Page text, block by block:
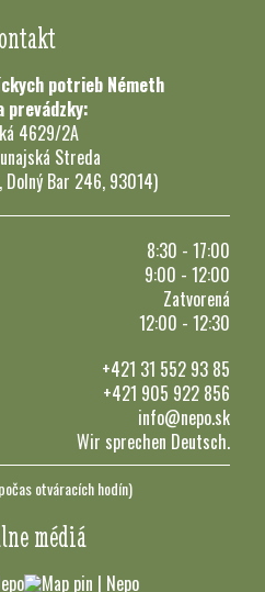
potrieb Németh
prevádzky:
4629/2A
Streda
Dolný Bar 246, 93014)
8:30 - 17:00
9:00 - 12:00
Zatvorená
12:00 - 12:30
+421 31 552 93 85
+421 905 922 856
info@nepo.sk
Wir sprechen Deutsch.
otváracích hodín)
médiá